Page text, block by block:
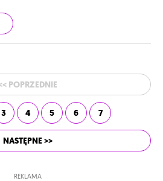
POPRZEDNIE
3 4 5 6 7
NASTĘPNE >>
REKLAMA